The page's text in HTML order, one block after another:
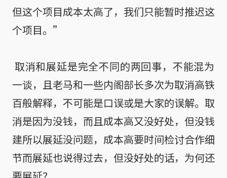
但这个项目成本太高了，我们只能暂时推迟这
个项目。”
一谈，且老马和一些内阁部长多次为取消高铁
百般解释，不可能是口误或是大家的误解。取
消是因为没钱，而且成本高又没好处，但没钱
建所以展延没问题，成本高要时间检讨合作细
节而展延也说得过去，但没好处的话，为何还